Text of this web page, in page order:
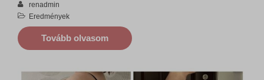
renadmin
Eredmények
Tovább olvasom